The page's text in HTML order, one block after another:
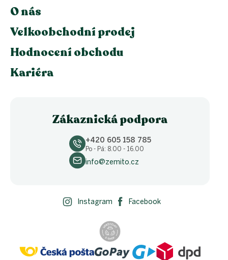
O nás
Velkoobchodní prodej
Hodnocení obchodu
Kariéra
Zákaznická podpora
+420 605 158 785
Po - Pá: 8.00 - 16.00
info@zemito.cz
Instagram Facebook